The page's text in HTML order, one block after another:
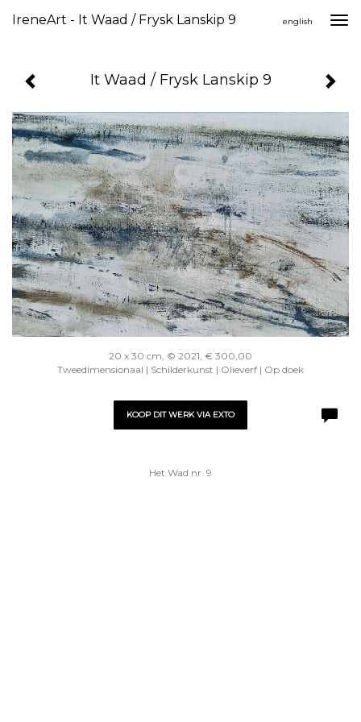
IreneArt - It Waad / Frysk Lanskip 9 english
It Waad / Frysk Lanskip 9
20 x 30 cm, © 2021, € 300,00
Tweedimensionaal | Schilderkunst | Olieverf | Op doek
KOOP DIT WERK VIA EXTO
Het Wad nr. 9